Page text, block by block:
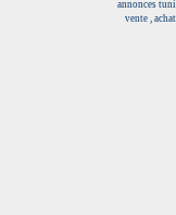
annonces
vente ,